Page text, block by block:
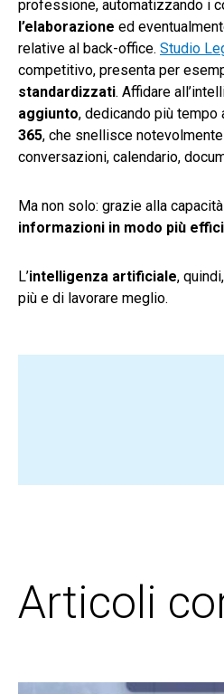
professione, automatizzando i
l’elaborazione ed
relative al back-office. Studio
competitivo, presenta per
standardizzati. Affidare
aggiunto, dedicando più tempo
365, che snellisce
conversazioni, calendario,
Ma non solo: grazie alla capacità
informazioni in modo più
L’intelligenza artificiale,
più e di lavorare meglio.
Articoli